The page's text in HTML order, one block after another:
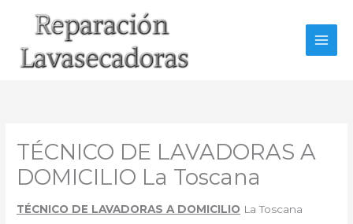
TÉCNICO DE LAVADORAS A
DOMICILIO La Toscana
TÉCNICO DE LAVADORAS A DOMICILIO La Toscana